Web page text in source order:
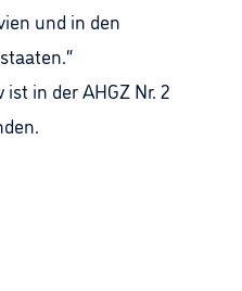
und in den
in der AHGZ Nr. 2